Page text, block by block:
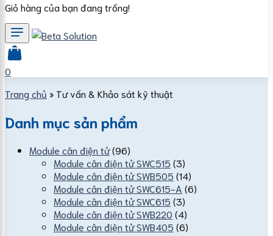
Giỏ hàng của bạn đang trống!
0
Trang chủ » Tư vấn & Khảo sát kỹ thuật
Danh mục sản phẩm
Module cân điện tử(96)
Module cân điện tử SWC515 (3)
Module cân điện tử SWB505 (14)
Module cân điện tử SWC615-A (6)
Module cân điện tử SWC615 (3)
Module cân điện tử SWB220 (4)
Module cân điện tử SWB405 (6)